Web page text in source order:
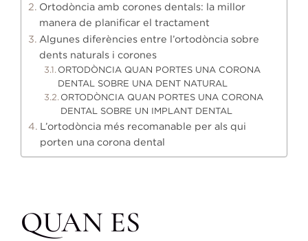
Ortodòncia amb corones dentals: la millor
manera de planificar el tractament
Algunes diferències entre l’ortodòncia sobre
dents naturals i corones
ORTODÒNCIA QUAN PORTES UNA CORONA
DENTAL SOBRE UNA DENT NATURAL
ORTODÒNCIA QUAN PORTES UNA CORONA
DENTAL SOBRE UN IMPLANT DENTAL
L’ortodòncia més recomanable per als qui
porten una corona dental
QUAN ES